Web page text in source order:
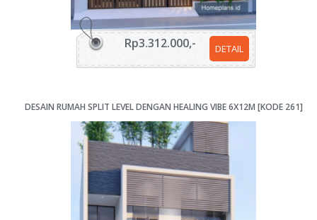
DETAIL
Rp3.312.000,-
DESAIN RUMAH SPLIT LEVEL DENGAN HEALING VIBE 6X12M [KODE 261]